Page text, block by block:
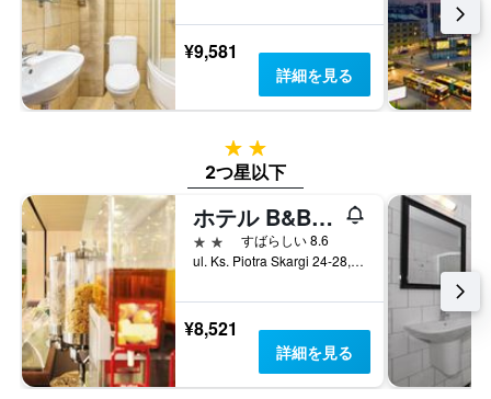
¥9,581
詳細を見る
2つ星
2つ星以下
ホテル B&B ヴロツワフ ツェントルム
2つ星
すばらしい 8.6
ul. Ks. Piotra Skargi 24-28, ヴロツワフ, ドルヌィ・シロンスク県, ポーランド
¥8,521
詳細を見る